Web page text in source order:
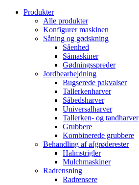
Produkter
Alle produkter
Konfigurer maskinen
Såning og gødskning
Såenhed
Såmaskiner
Gødningsspreder
Jordbearbejdning
Bugserede pakvalser
Tallerkenharver
Såbedsharver
Universalharver
Tallerken- og tandharver
Grubbere
Kombinerede grubbere
Behandling af afgrøderester
Halmstrigler
Mulchmaskiner
Radrensning
Radrensere